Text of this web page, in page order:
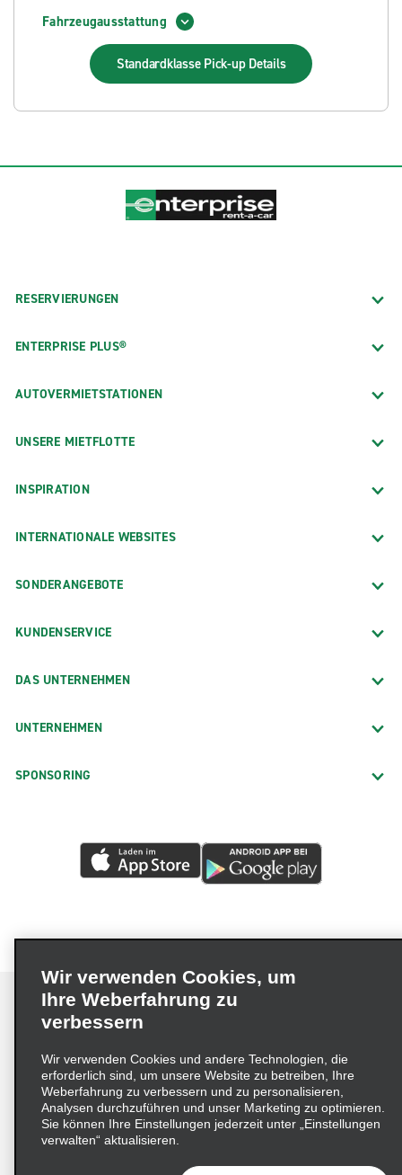
Fahrzeugausstattung
Standardklasse Pick-up Details
RESERVIERUNGEN
ENTERPRISE PLUS®
AUTOVERMIETSTATIONEN
UNSERE MIETFLOTTE
INSPIRATION
INTERNATIONALE WEBSITES
SONDERANGEBOTE
KUNDENSERVICE
DAS UNTERNEHMEN
UNTERNEHMEN
SPONSORING
Impressum Nutzungsbedingungen
Datenschutzrichtlinie
Cookie-Richtlinie
Datenschutzoptionen
Lieferkettensorgfaltspflichtengesetz (LkSG) Grundsatzerklärung
Beschwerdeverfahren nach dem
Wir verwenden Cookies, um
Ihre Weberfahrung zu
verbessern
Wir verwenden Cookies und andere Technologien, die
erforderlich sind, um unsere Website zu betreiben, Ihre
Weberfahrung zu verbessern und zu personalisieren,
Analysen durchzuführen und unser Marketing zu optimieren.
Sie können Ihre Einstellungen jederzeit unter „Einstellungen
verwalten“ aktualisieren.